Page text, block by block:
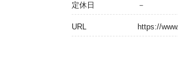
定休日 －
URL https://